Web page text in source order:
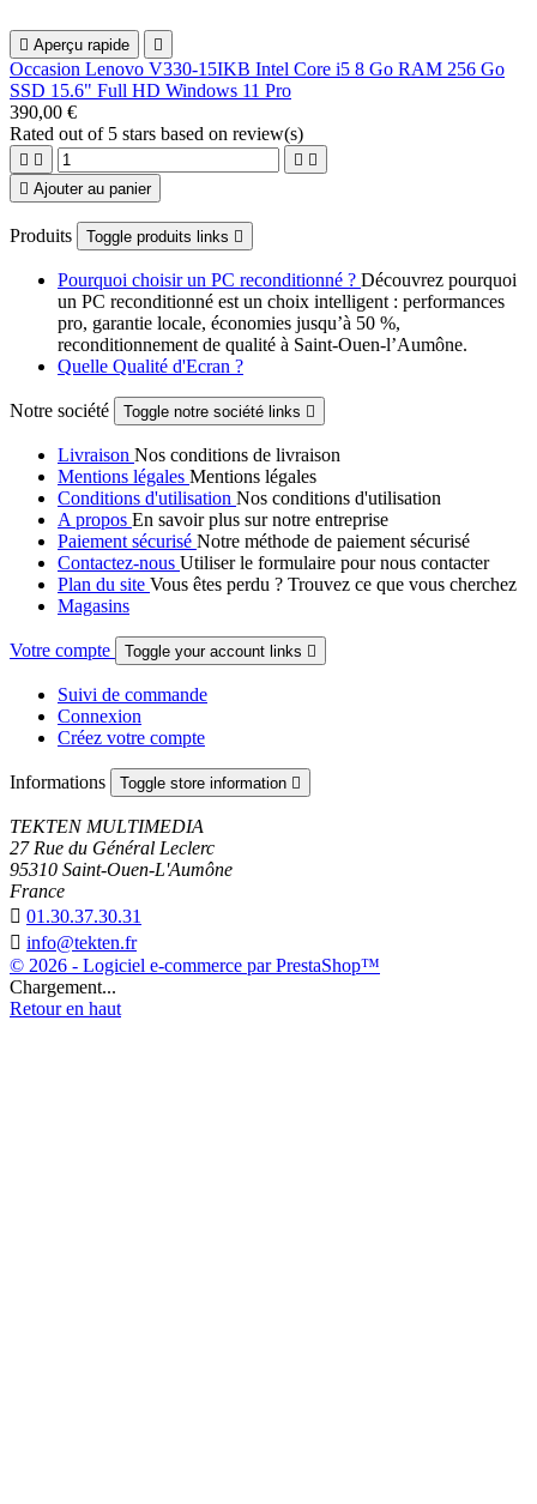
 Aperçu rapide 
Occasion Lenovo V330‑15IKB Intel Core i5 8 Go RAM 256 Go
SSD 15.6" Full HD Windows 11 Pro
390,00 €
Rated out of 5 stars based on review(s)
   
 Ajouter au panier
Produits Toggle produits links 
Pourquoi choisir un PC reconditionné ? Découvrez pourquoi
un PC reconditionné est un choix intelligent : performances
pro, garantie locale, économies jusqu’à 50 %,
reconditionnement de qualité à Saint-Ouen-l’Aumône.
Quelle Qualité d'Ecran ?
Notre société Toggle notre société links 
Livraison Nos conditions de livraison
Mentions légales Mentions légales
Conditions d'utilisation Nos conditions d'utilisation
A propos En savoir plus sur notre entreprise
Paiement sécurisé Notre méthode de paiement sécurisé
Contactez-nous Utiliser le formulaire pour nous contacter
Plan du site Vous êtes perdu ? Trouvez ce que vous cherchez
Magasins
Votre compte Toggle your account links 
Suivi de commande
Connexion
Créez votre compte
Informations Toggle store information 
TEKTEN MULTIMEDIA
27 Rue du Général Leclerc
95310 Saint-Ouen-L'Aumône
France
 01.30.37.30.31
 info@tekten.fr
© 2026 - Logiciel e-commerce par PrestaShop™
Chargement...
Retour en haut